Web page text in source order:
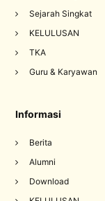
Sejarah Singkat
KELULUSAN
TKA
Guru & Karyawan
Informasi
Berita
Alumni
Download